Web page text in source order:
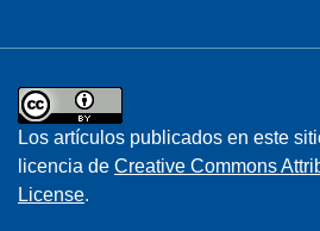
Los artículos publicados en este
licencia de Creative Commons
License.